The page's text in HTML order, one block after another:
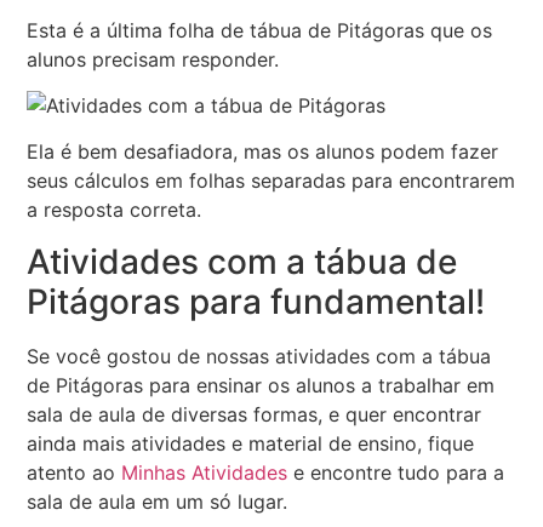
Esta é a última folha de tábua de Pitágoras que os
alunos precisam responder.
Ela é bem desafiadora, mas os alunos podem fazer
seus cálculos em folhas separadas para encontrarem
a resposta correta.
Atividades com a tábua de
Pitágoras para fundamental!
Se você gostou de nossas atividades com a tábua
de Pitágoras para ensinar os alunos a trabalhar em
sala de aula de diversas formas, e quer encontrar
ainda mais atividades e material de ensino, fique
atento ao Minhas Atividades e encontre tudo para a
sala de aula em um só lugar.